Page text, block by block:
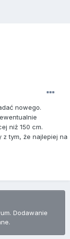
nowego.
niż 150 cm.
tym, że najlepiej na
Dodawanie